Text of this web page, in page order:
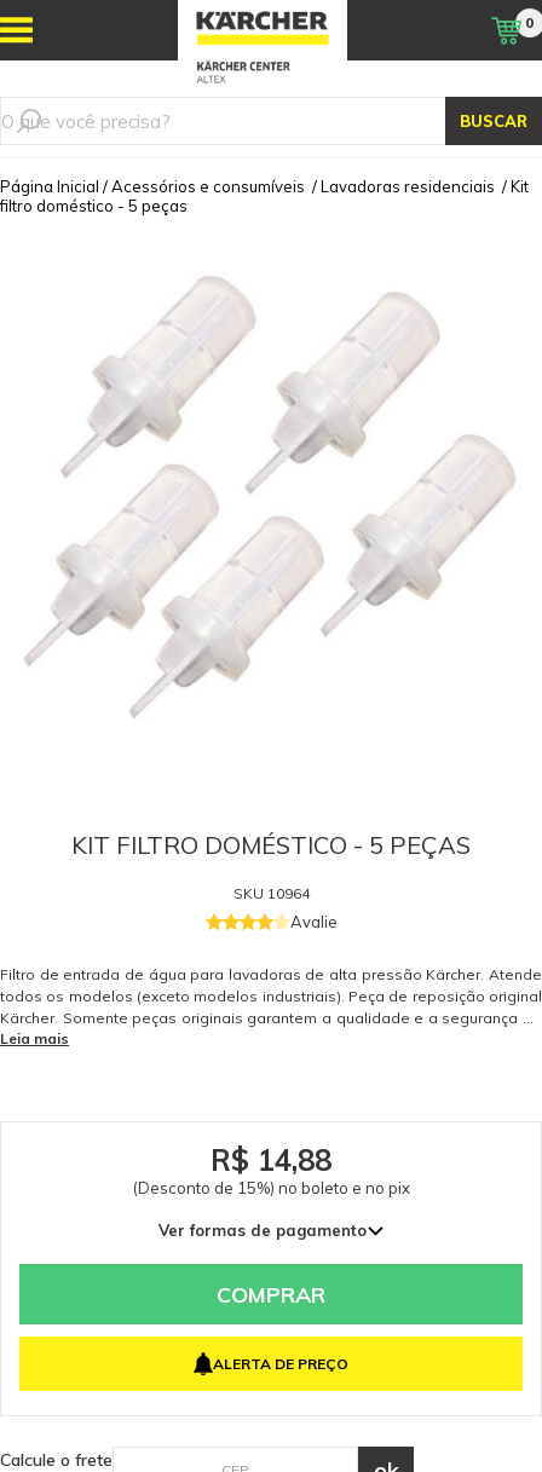
BUSCAR
0
Página Inicial /Acessórios e consumíveis /Lavadoras residenciais /Kit
filtro doméstico - 5 peças
KIT FILTRO DOMÉSTICO - 5 PEÇAS
SKU 10964
Avalie
Filtro de entrada de água para lavadoras de alta pressão Kärcher. Atende
todos os modelos (exceto modelos industriais). Peça de reposição original
Kärcher. Somente peças originais garantem a qualidade e a segurança do
equipamento e do operador. Caso tenha dúvidas consulte-nos. Itens
Leia mais
R$ 14,88
(Desconto de 15%) no boleto e no pix
Ver formas de pagamento
COMPRAR
ALERTA DE PREÇO
Calcule o frete